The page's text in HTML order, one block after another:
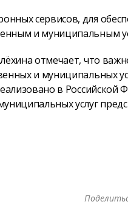
сервисов, для
и муниципальным
отмечает, что
и муниципальных
в Российской
услуг